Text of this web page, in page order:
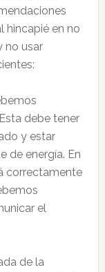
hincapié en no
no usar
debe tener
y estar
de energía. En
correctamente
el
de la